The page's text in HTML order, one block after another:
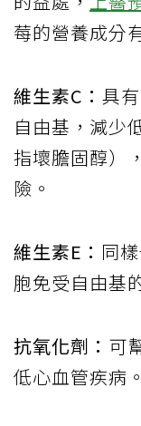
莓的營養成分
維生素C： 具
自由基，減少
指壞膽固醇）
險。
維生素E： 同
胞免受自由基
抗氧化劑： 可
低心血管疾病。